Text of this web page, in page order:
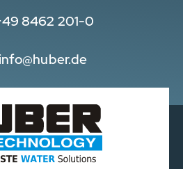
8462 201-0
info@huber.de